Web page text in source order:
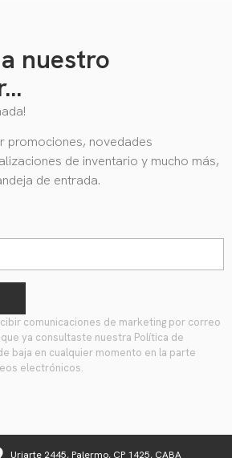
nuestro
promociones, novedades
de inventario y mucho más,
de entrada.
comunicaciones de marketing por correo
ya consultaste nuestra Política de
baja en cualquier momento en la parte
electrónicos.
Uriarte 2445, Palermo, CP 1425, CABA